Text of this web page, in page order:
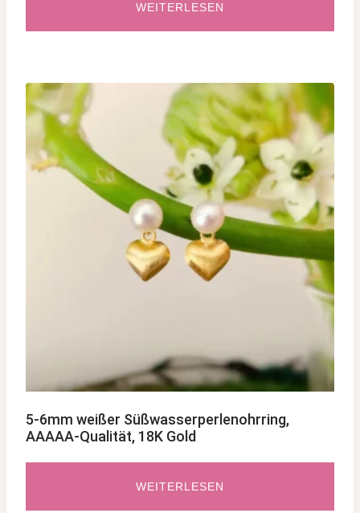
WEITERLESEN
5-6mm weißer Süßwasserperlenohrring,
AAAAA-Qualität, 18K Gold
WEITERLESEN